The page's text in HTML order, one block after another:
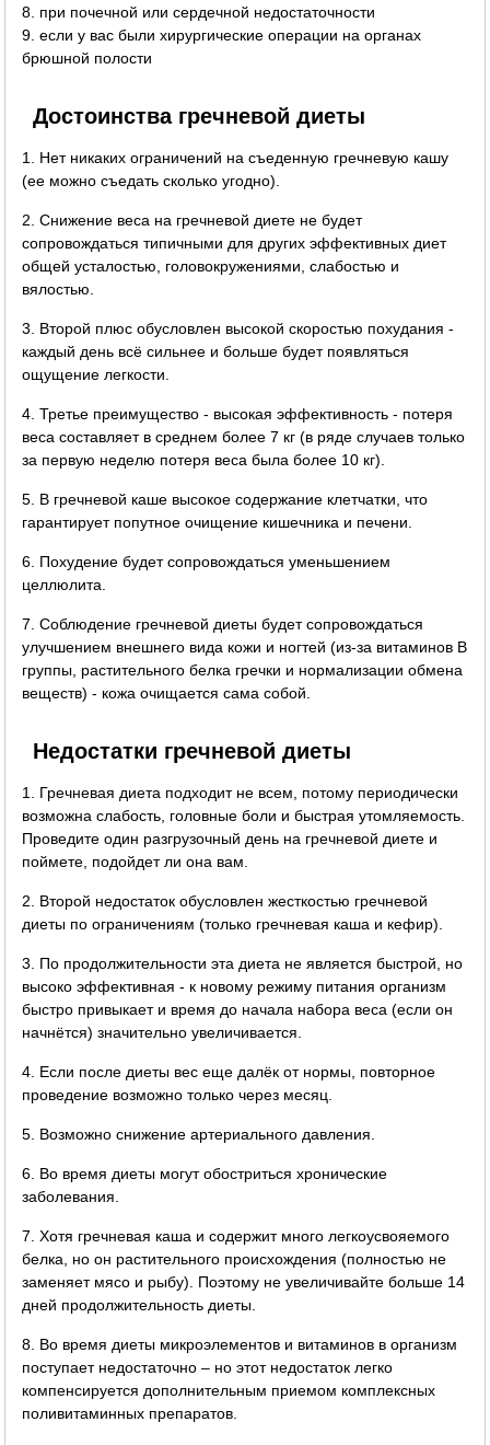
8. при почечной или сердечной недостаточности
9. если у вас были хирургические операции на органах
брюшной полости
Достоинства гречневой диеты
1. Нет никаких ограничений на съеденную гречневую кашу
(ее можно съедать сколько угодно).
2. Снижение веса на гречневой диете не будет
сопровождаться типичными для других эффективных диет
общей усталостью, головокружениями, слабостью и
вялостью.
3. Второй плюс обусловлен высокой скоростью похудания -
каждый день всё сильнее и больше будет появляться
ощущение легкости.
4. Третье преимущество - высокая эффективность - потеря
веса составляет в среднем более 7 кг (в ряде случаев только
за первую неделю потеря веса была более 10 кг).
5. В гречневой каше высокое содержание клетчатки, что
гарантирует попутное очищение кишечника и печени.
6. Похудение будет сопровождаться уменьшением
целлюлита.
7. Соблюдение гречневой диеты будет сопровождаться
улучшением внешнего вида кожи и ногтей (из-за витаминов B
группы, растительного белка гречки и нормализации обмена
веществ) - кожа очищается сама собой.
Недостатки гречневой диеты
1. Гречневая диета подходит не всем, потому периодически
возможна слабость, головные боли и быстрая утомляемость.
Проведите один разгрузочный день на гречневой диете и
поймете, подойдет ли она вам.
2. Второй недостаток обусловлен жесткостью гречневой
диеты по ограничениям (только гречневая каша и кефир).
3. По продолжительности эта диета не является быстрой, но
высоко эффективная - к новому режиму питания организм
быстро привыкает и время до начала набора веса (если он
начнётся) значительно увеличивается.
4. Если после диеты вес еще далёк от нормы, повторное
проведение возможно только через месяц.
5. Возможно снижение артериального давления.
6. Во время диеты могут обостриться хронические
заболевания.
7. Хотя гречневая каша и содержит много легкоусвояемого
белка, но он растительного происхождения (полностью не
заменяет мясо и рыбу). Поэтому не увеличивайте больше 14
дней продолжительность диеты.
8. Во время диеты микроэлементов и витаминов в организм
поступает недостаточно – но этот недостаток легко
компенсируется дополнительным приемом комплексных
поливитаминных препаратов.